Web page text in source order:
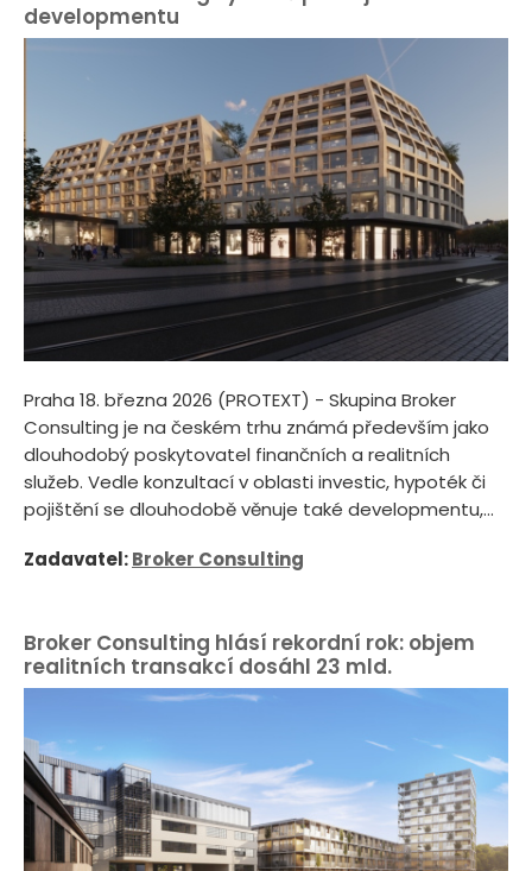
developmentu
Praha 18. března 2026 (PROTEXT) - Skupina Broker
Consulting je na českém trhu známá především jako
dlouhodobý poskytovatel finančních a realitních
služeb. Vedle konzultací v oblasti investic, hypoték či
pojištění se dlouhodobě věnuje také developmentu,...
Zadavatel:Broker Consulting
Broker Consulting hlásí rekordní rok: objem
realitních transakcí dosáhl 23 mld.